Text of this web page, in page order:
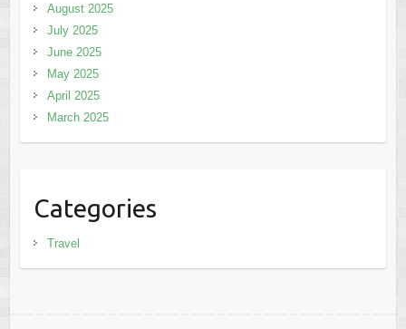
August 2025
July 2025
June 2025
May 2025
April 2025
March 2025
Categories
Travel